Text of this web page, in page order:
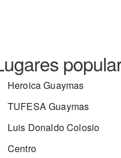
Heroica Guaymas
TUFESA Guaymas
Luis Donaldo Colosio
Centro